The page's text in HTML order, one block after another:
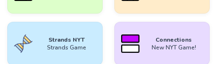
Strands NYT
Strands Game
Connections
New NYT Game!